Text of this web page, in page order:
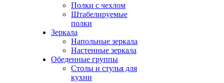
Полки с чехлом
Штабелируемые
полки
Зеркала
Напольные зеркала
Настенные зеркала
Обеденные группы
Столы и стулья для
кухни